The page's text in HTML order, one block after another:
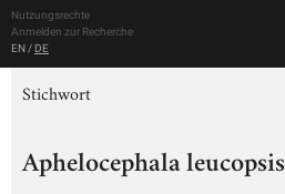
Nutzungsrechte
Anmelden zur Recherche
EN / DE
Stichwort
Aphelocephala leucopsis